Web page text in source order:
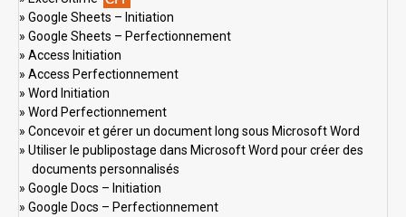
Google Sheets – Initiation
Google Sheets – Perfectionnement
Access Initiation
Access Perfectionnement
Word Initiation
Word Perfectionnement
Concevoir et gérer un document long sous Microsoft Word
Utiliser le publipostage dans Microsoft Word pour créer des
documents personnalisés
Google Docs – Initiation
Google Docs – Perfectionnement